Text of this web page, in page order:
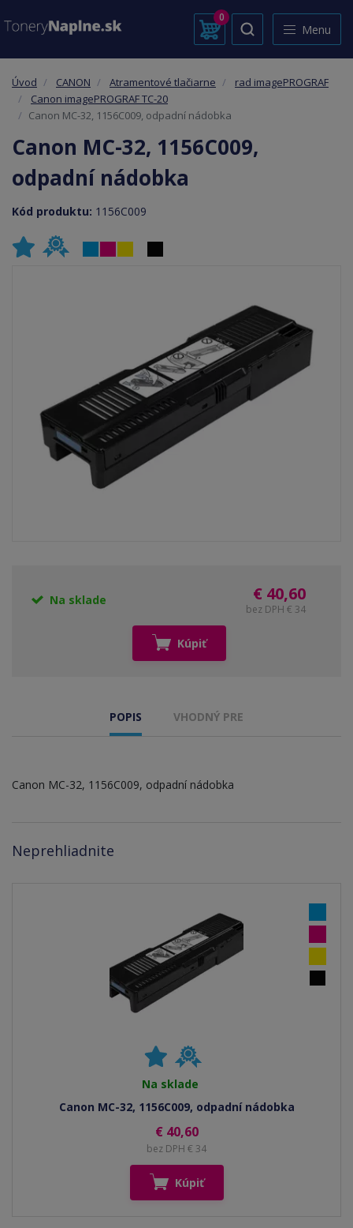
0
Menu
Úvod CANON Atramentové tlačiarne
rad imagePROGRAF
Canon imagePROGRAF TC-20
Canon MC-32, 1156C009, odpadní nádobka
Canon MC-32, 1156C009,
odpadní nádobka
Kód produktu: 1156C009
Na sklade € 40,60
bez DPH € 34
Kúpiť
POPIS VHODNÝ PRE
Canon MC-32, 1156C009, odpadní nádobka
Neprehliadnite
Na sklade
Canon MC-32, 1156C009, odpadní nádobka
€ 40,60
bez DPH € 34
Kúpiť